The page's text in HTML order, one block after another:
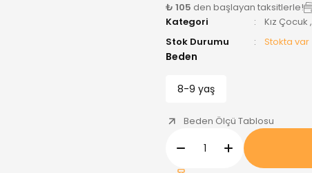
₺ 105 den başlayan taksitlerle!
Kategori
Kız Çocuk ,
Stok Durumu
Stokta var
Beden
8-9 yaş
Beden Ölçü Tablosu